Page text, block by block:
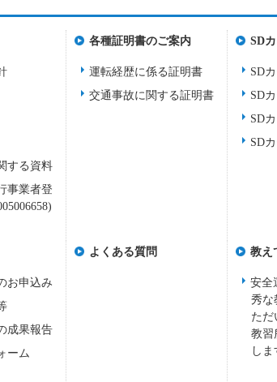
する資料
事業者登
各種証明書のご案内
運転経歴に係る証明書
交通事故に関する証明書
SD
SD
SD
SD
SD
お申込み
成果報告
ーム
よくある質問 教え
安全
秀な
ただ
教習
しま